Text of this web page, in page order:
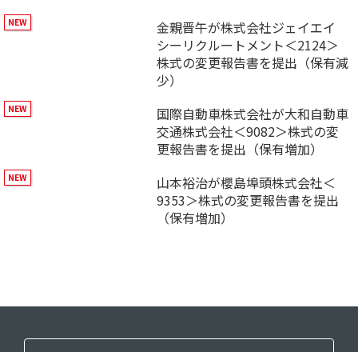
金親晋午が株式会社ジェイエイ
シーリクルートメント＜2124＞
株式の変更報告書を提出（保有減
少）
国際自動車株式会社が大和自動車
交通株式会社＜9082＞株式の変
更報告書を提出（保有増加）
山本裕治が櫻島埠頭株式会社＜
9353＞株式の変更報告書を提出
（保有増加）